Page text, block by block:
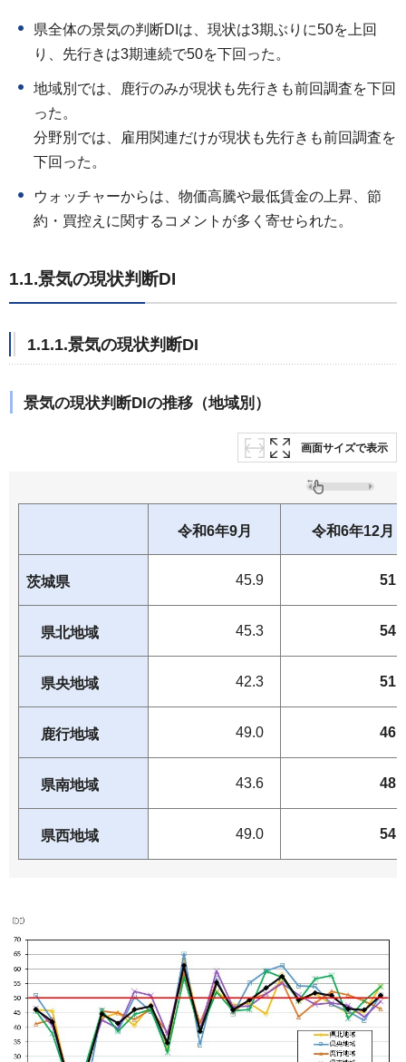
県全体の景気の判断DIは、現状は3期ぶりに50を上回
り、先行きは3期連続で50を下回った。
地域別では、鹿行のみが現状も先行きも前回調査を下回
った。
分野別では、雇用関連だけが現状も先行きも前回調査を
下回った。
ウォッチャーからは、物価高騰や最低賃金の上昇、節
約・買控えに関するコメントが多く寄せられた。
1.1.景気の現状判断DI
1.1.1.景気の現状判断DI
景気の現状判断DIの推移（地域別）
画面サイズで表示
令和6年9月 令和6年12月
茨城県 45.9
県北地域 45.3
県央地域 42.3
鹿行地域 49.0
県南地域 43.6
県西地域 49.0